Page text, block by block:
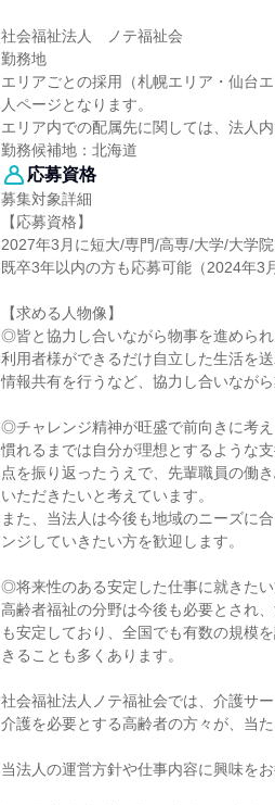
社会福祉法人 ノテ福祉会
勤務地
エリアごとの採用（札幌エリア・仙台
人ページとなります。
エリア内での配属先に関しては、法人
勤務候補地：北海道
応募資格
募集対象詳細
【応募資格】
2027年3月に短大/専門/高専/大学/大学
既卒3年以内の方も応募可能（2024年3
【求める人物像】
◎皆と協力し合いながら物事を進めら
利用者様ができるだけ自立した生活を
情報共有を行うなど、協力し合いなが
◎チャレンジ精神が旺盛で前向きに考
慣れるまでは自分が理想とするような
点を振り返ったうえで、先輩職員の働
いただきたいと考えています。
また、当法人は今後も地域のニーズに
ンジしていきたい方を歓迎します。
◎将来性のある安定した仕事に就きた
高齢者福祉の分野は今後も必要とされ
も安定しており、全国でも有数の規模
きることも多くあります。
社会福祉法人ノテ福祉会では、介護サ
介護を必要とする高齢者の方々が、当
当法人の運営方針や仕事内容に興味を